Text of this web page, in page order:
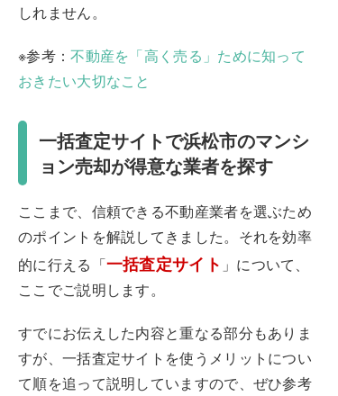
しれません。
※参考：不動産を「高く売る」ために知って
おきたい大切なこと
一括査定サイトで浜松市のマンシ
ョン売却が得意な業者を探す
ここまで、信頼できる不動産業者を選ぶため
のポイントを解説してきました。それを効率
的に行える「一括査定サイト 」について、
ここでご説明します。
すでにお伝えした内容と重なる部分もありま
すが、一括査定サイトを使うメリットについ
て順を追って説明していますので、ぜひ参考